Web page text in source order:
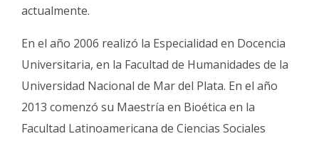
actualmente.
En el año 2006 realizó la Especialidad en Docencia
Universitaria, en la Facultad de Humanidades de la
Universidad Nacional de Mar del Plata. En el año
2013 comenzó su Maestría en Bioética en la
Facultad Latinoamericana de Ciencias Sociales